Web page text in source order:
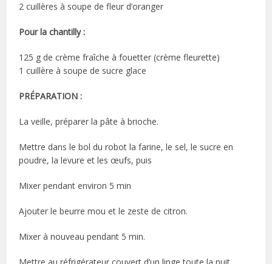
2 cuillères à soupe de fleur d’oranger
Pour la chantilly :
125 g de crème fraîche à fouetter (crème fleurette)
1 cuillère à soupe de sucre glace
PRÉPARATION :
La veille, préparer la pâte à brioche.
Mettre dans le bol du robot la farine, le sel, le sucre en
poudre, la levure et les œufs, puis
Mixer pendant environ 5 min
Ajouter le beurre mou et le zeste de citron.
Mixer à nouveau pendant 5 min.